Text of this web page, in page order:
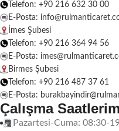
Telefon: +90 216 632 30 00
E-Posta:
İmes Şubesi
Telefon: +90 216 364 94 56
E-Posta:
Birmes Şubesi
Telefon: +90 216 487 37 61
E-Posta:
Çalışma
Pazartesi-Cuma: 08:30-